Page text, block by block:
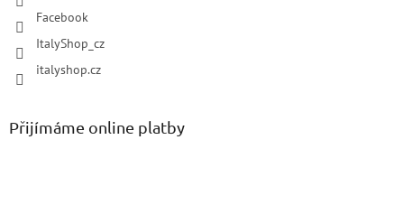
Facebook
ItalyShop_cz
italyshop.cz
Přijímáme online platby